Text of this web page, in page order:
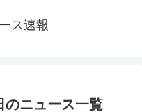
ス速報
のニュース一覧